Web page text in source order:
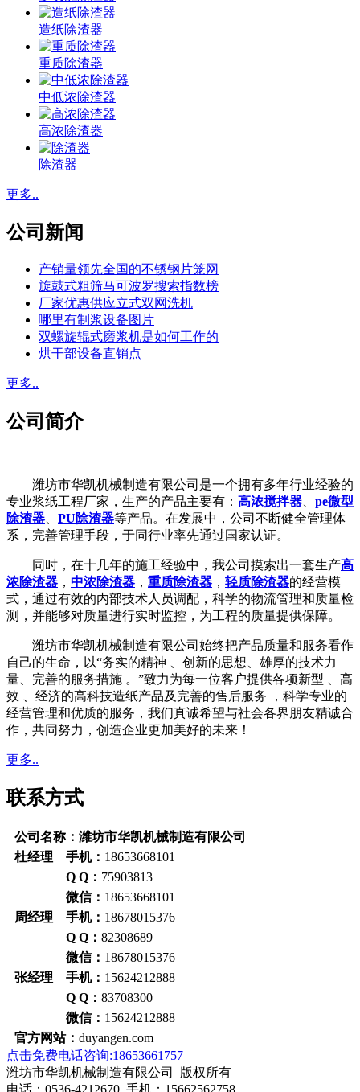
造纸除渣器
重质除渣器
中低浓除渣器
高浓除渣器
除渣器
更多..
公司新闻
产销量领先全国的不锈钢片笼网
旋鼓式粗筛马可波罗搜索指数榜
厂家优惠供应立式双网洗机
哪里有制浆设备图片
双螺旋辊式磨浆机是如何工作的
烘干部设备直销点
更多..
公司简介
潍坊市华凯机械制造有限公司是一个拥有多年行业经验的
专业浆纸工程厂家，生产的产品主要有： 高浓搅拌器、 pe微型
除渣器、 PU除渣器等产品。在发展中，公司不断健全管理体
系，完善管理手段，于同行业率先通过国家认证。
同时，在十几年的施工经验中，我公司摸索出一套生产高
浓除渣器 ， 中浓除渣器 ， 重质除渣器 ， 轻质除渣器的经营模
式，通过有效的内部技术人员调配，科学的物流管理和质量检
测，并能够对质量进行实时监控，为工程的质量提供保障。
潍坊市华凯机械制造有限公司始终把产品质量和服务看作
自己的生命，以“务实的精神 、创新的思想、雄厚的技术力
量、完善的服务措施 。”致力为每一位客户提供各项新型 、高
效 、经济的高科技造纸产品及完善的售后服务 ，科学专业的
经营管理和优质的服务，我们真诚希望与社会各界朋友精诚合
作，共同努力，创造企业更加美好的未来！
更多..
联系方式
公司名称：潍坊市华凯机械制造有限公司
杜经理 手机： 18653668101
Q Q： 75903813
微信： 18653668101
周经理 手机： 18678015376
Q Q： 82308689
微信： 18678015376
张经理 手机： 15624212888
Q Q： 83708300
微信： 15624212888
官方网站： duyangen.com
点击免费电话咨询:18653661757
潍坊市华凯机械制造有限公司 版权所有